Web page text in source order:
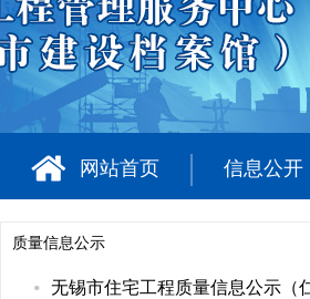
网站首页 信息公开
质量信息公示
无锡市住宅工程质量信息公示（